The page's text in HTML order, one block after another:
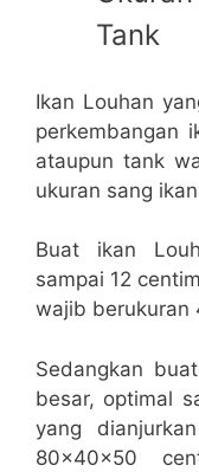
Tank
Ikan Louhan
perkembangan
ataupun tank
ukuran sang
Buat ikan
sampai 12
wajib
Sedangkan
besar, optimal
yang
80x40x50